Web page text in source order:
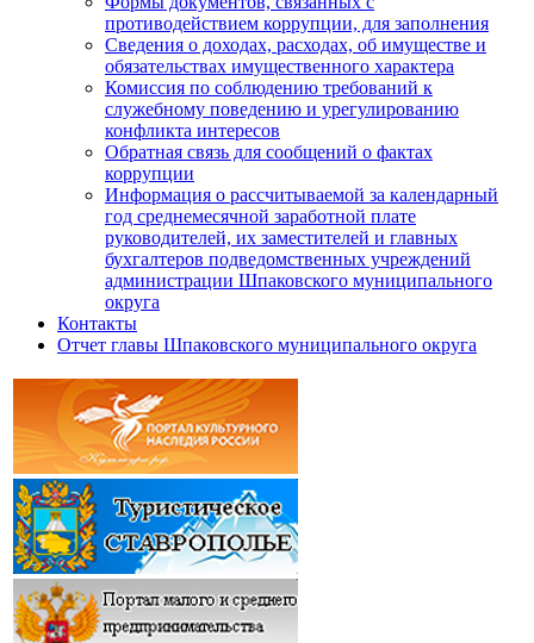
противодействием коррупции, для заполнения
Сведения о доходах, расходах, об имуществе и
обязательствах имущественного характера
Комиссия по соблюдению требований к
служебному поведению и урегулированию
конфликта интересов
Обратная связь для сообщений о фактах
коррупции
Информация о рассчитываемой за календарный
год среднемесячной заработной плате
руководителей, их заместителей и главных
бухгалтеров подведомственных учреждений
администрации Шпаковского муниципального
округа
Контакты
Отчет главы Шпаковского муниципального округа